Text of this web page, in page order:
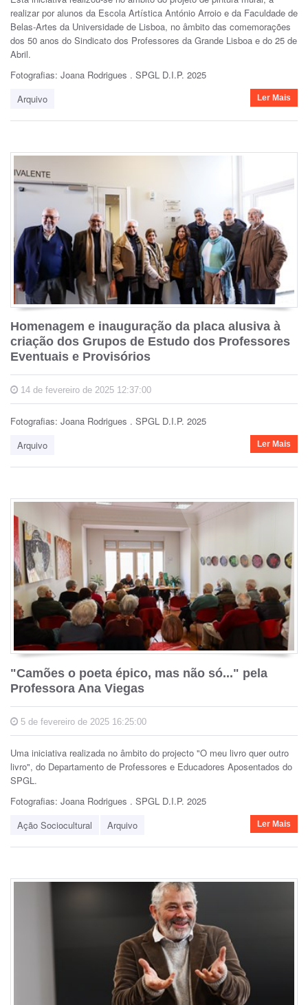
realizar por alunos da Escola Artística António Arroio e da Faculdade de
Belas-Artes da Universidade de Lisboa, no âmbito das comemorações
dos 50 anos do Sindicato dos Professores da Grande Lisboa e do 25 de
Abril.
Fotografias: Joana Rodrigues . SPGL D.I.P. 2025
Arquivo
Ler Mais
Homenagem e inauguração da placa alusiva à
criação dos Grupos de Estudo dos Professores
Eventuais e Provisórios
14 de fevereiro de 2025 12:37:00
Fotografias: Joana Rodrigues . SPGL D.I.P. 2025
Arquivo
Ler Mais
"Camões o poeta épico, mas não só..." pela
Professora Ana Viegas
5 de fevereiro de 2025 16:25:00
Uma iniciativa realizada no âmbito do projecto "O meu livro quer outro
livro", do Departamento de Professores e Educadores Aposentados do
SPGL.
Fotografias: Joana Rodrigues . SPGL D.I.P. 2025
Ação Sociocultural
Arquivo Ler Mais